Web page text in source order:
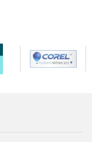
Osgood и
а также
конструкции и